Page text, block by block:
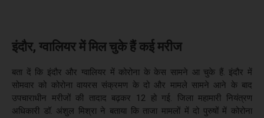
इंदौर, ग्वालियर में मिल चुके हैं कई मरीज
बता दें कि इंदौर और ग्वालियर में कोरोना के केस सामने आ चुके हैं. इंदौर में
सोमवार को कोरोना वायरस संक्रमण के दो और मामले सामने आने के बाद
उपचाराधीन मरीजों की तादाद बढ़कर 12 हो गई. जिला महामारी नियंत्रण
अधिकारी डॉ. अंशुल मिश्रा ने बताया कि ताजा मामलों में दो पुरुषों में कोरोना